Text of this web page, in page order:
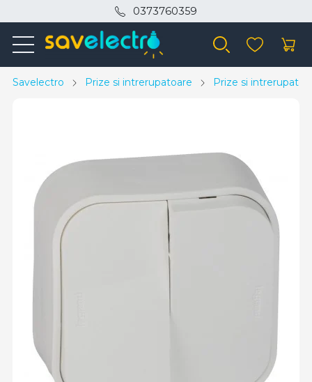
0373760359
Savelectro Prize si intrerupatoare Prize si